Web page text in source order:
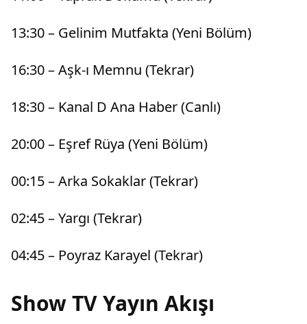
13:30 – Gelinim Mutfakta (Yeni Bölüm)
16:30 – Aşk-ı Memnu (Tekrar)
18:30 – Kanal D Ana Haber (Canlı)
20:00 – Eşref Rüya (Yeni Bölüm)
00:15 – Arka Sokaklar (Tekrar)
02:45 – Yargı (Tekrar)
04:45 – Poyraz Karayel (Tekrar)
Show TV Yayın Akışı